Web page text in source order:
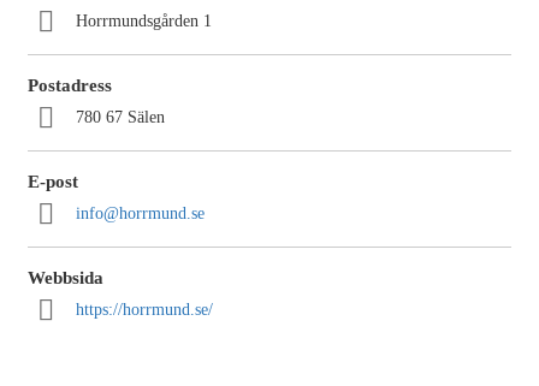
Horrmundsgården 1
Postadress
780 67 Sälen
E-post
info@horrmund.se
Webbsida
https://horrmund.se/